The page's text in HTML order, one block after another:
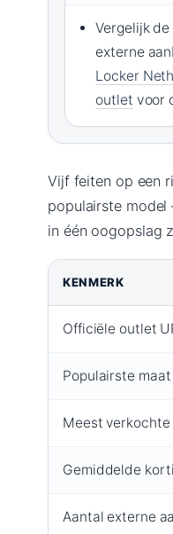
Vergelijk
externe
Locker
outlet voor
Vijf feiten op een
populairste model
in één oogopslag
KENMERK
Officiële outlet
Populairste
Meest
Gemiddelde
Aantal externe